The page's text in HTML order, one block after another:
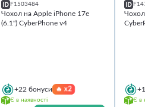
F1503484
Чохол на Apple iPhone 17e
(6.1") CyberPhone v4
+22 бонуси 🔥 x2
Є в наявності Є в